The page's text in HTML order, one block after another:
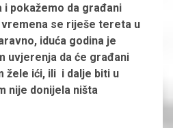
pokažemo da građani
vremena se riješe tereta u
iduća godina je
uvjerenja da će građani
žele ići, ili i dalje biti u
nije donijela ništa